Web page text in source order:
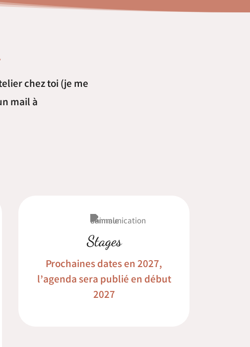
chez toi (je me
mail à
Stages
Prochaines dates en 2027,
l’agenda sera publié en début
2027